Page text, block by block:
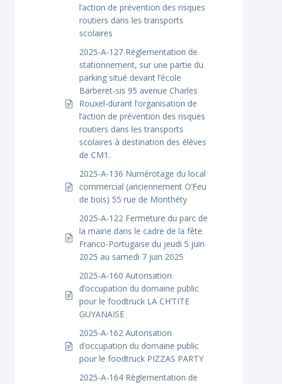
l’action de prévention des risques
routiers dans les transports
scolaires
2025-A-127 Réglementation de
stationnement, sur une partie du
parking situé devant l’école
Barberet-sis 95 avenue Charles
Rouxel-durant l’organisation de
l’action de prévention des risques
routiers dans les transports
scolaires à destination des élèves
de CM1.
2025-A-136 Numérotage du local
commercial (anciennement O’Feu
de bois) 55 rue de Monthéty
2025-A-122 Fermeture du parc de
la mairie dans le cadre de la fête
Franco-Portugaise du jeudi 5 juin
2025 au samedi 7 juin 2025
2025-A-160 Autorisation
d’occupation du domaine public
pour le foodtruck LA CH’TITE
GUYANAISE
2025-A-162 Autorisation
d’occupation du domaine public
pour le foodtruck PIZZAS PARTY
2025-A-164 Règlementation de